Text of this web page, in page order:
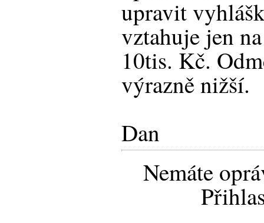
upravit
vztahuje jen
10tis. Kč.
výrazně nižší.
Dan
Nemáte